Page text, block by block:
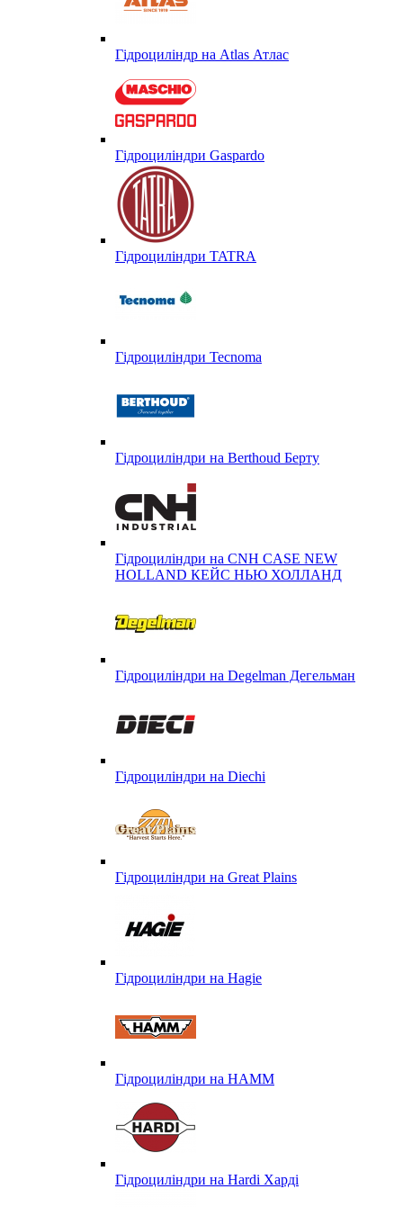
Гідроциліндр на Atlas Атлас
Гідроциліндри Gaspardo
Гідроциліндри TATRA
Гідроциліндри Tecnoma
Гідроциліндри на Berthoud Берту
Гідроциліндри на CNH CASE NEW
HOLLAND КЕЙС НЬЮ ХОЛЛАНД
Гідроциліндри на Degelman Дегельман
Гідроциліндри на Diechi
Гідроциліндри на Great Plains
Гідроциліндри на Hagie
Гідроциліндри на HAMM
Гідроциліндри на Hardi Харді